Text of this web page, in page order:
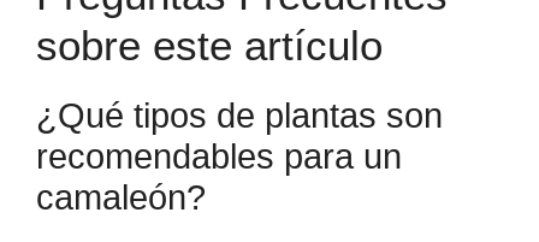
sobre este artículo
¿Qué tipos de plantas son
recomendables para un
camaleón?